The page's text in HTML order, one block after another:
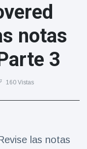
notas
3
160 Vistas
las notas